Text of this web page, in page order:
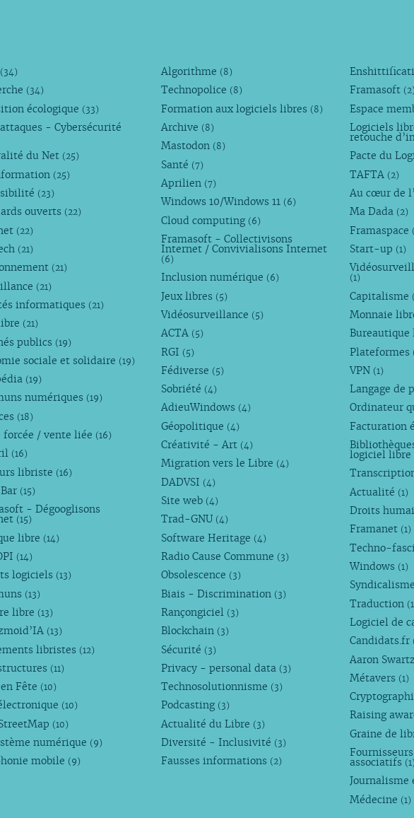
(34)
(34)
écologique (33)
- Cybersécurité
du Net (25)
(25)
(23)
ouverts (22)
(22)
(21)
(21)
(21)
informatiques (21)
(21)
publics (19)
sociale et solidaire (19)
(19)
numériques (19)
(18)
forcée / vente liée (16)
(16)
libriste (16)
(15)
- Dégooglisons
(15)
libre (14)
(14)
logiciels (13)
(13)
libre (13)
(13)
libristes (12)
(11)
Fête (10)
(10)
(10)
numérique (9)
mobile (9)
Algorithme (8)
Technopolice (8)
Formation aux logiciels libres (8)
Archive (8)
Mastodon (8)
Santé (7)
Aprilien (7)
Windows 10/Windows 11 (6)
Cloud computing (6)
Framasoft - Collectivisons
Internet / Convivialisons Internet
(6)
Inclusion numérique (6)
Jeux libres (5)
Vidéosurveillance (5)
ACTA (5)
RGI (5)
Fédiverse (5)
Sobriété (4)
AdieuWindows (4)
Géopolitique (4)
Créativité - Art (4)
Migration vers le Libre (4)
DADVSI (4)
Site web (4)
Trad-GNU (4)
Software Heritage (4)
Radio Cause Commune (3)
Obsolescence (3)
Biais - Discrimination (3)
Rançongiciel (3)
Blockchain (3)
Sécurité (3)
Privacy - personal data (3)
Technosolutionnisme (3)
Podcasting (3)
Actualité du Libre (3)
Diversité - Inclusivité (3)
Fausses informations (2)
Framasoft (2)
Espace
Logiciels
retouche
Pacte du
TAFTA (2)
Au cœur de
Ma Dada (2)
Framaspace
Start-up (1)
(1)
Capitalisme
Monnaie
Bureautique
Plateformes
VPN (1)
Langage de
Ordinateur
Facturation
logiciel libre
Actualité (1)
Droits
Framanet (1)
Techno-
Windows (1)
Syndicalisme
Traduction
Logiciel de
Candidats.fr
Aaron Swartz
Métavers (1)
Raising
Graine de
associatifs (1)
Journalisme
Médecine (1)